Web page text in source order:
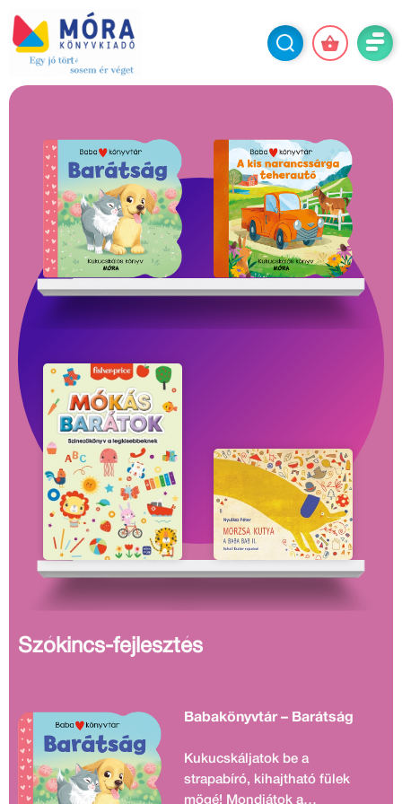
Szókincs-fejlesztés
Babakönyvtár – Barátság
Kukucskáljatok be a
strapabíró, kihajtható fülek
mögé! Mondjátok a